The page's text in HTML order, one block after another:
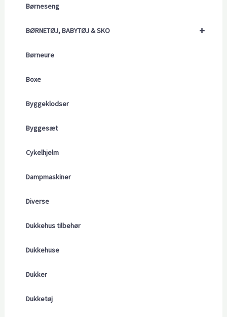
Børneseng
+
BØRNETØJ, BABYTØJ & SKO
Børneure
Boxe
Byggeklodser
Byggesæt
Cykelhjelm
Dampmaskiner
Diverse
Dukkehus tilbehør
Dukkehuse
Dukker
Dukketøj